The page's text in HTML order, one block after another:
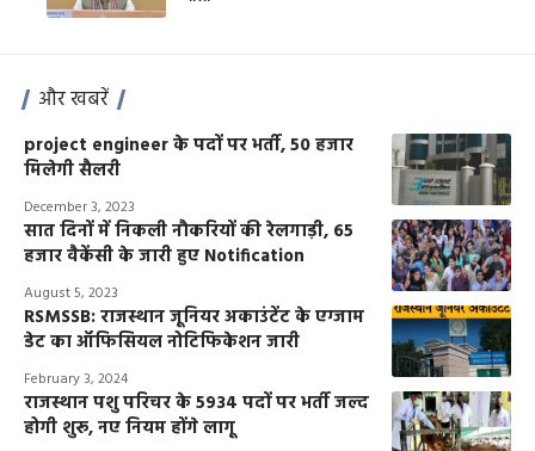
और खबरें
project engineer के पदों पर भर्ती, 50 हजार
मिलेगी सैलरी
December 3, 2023
सात दिनों में निकली नौकरियों की रेलगाड़ी, 65
हजार वैकेंसी के जारी हुए Notification
August 5, 2023
RSMSSB: राजस्थान जूनियर अकाउंटेंट के एग्जाम
डेट का ऑफिसियल नोटिफिकेशन जारी
February 3, 2024
राजस्थान पशु परिचर के 5934 पदों पर भर्ती जल्द
होगी शुरू, नए नियम होंगे लागू